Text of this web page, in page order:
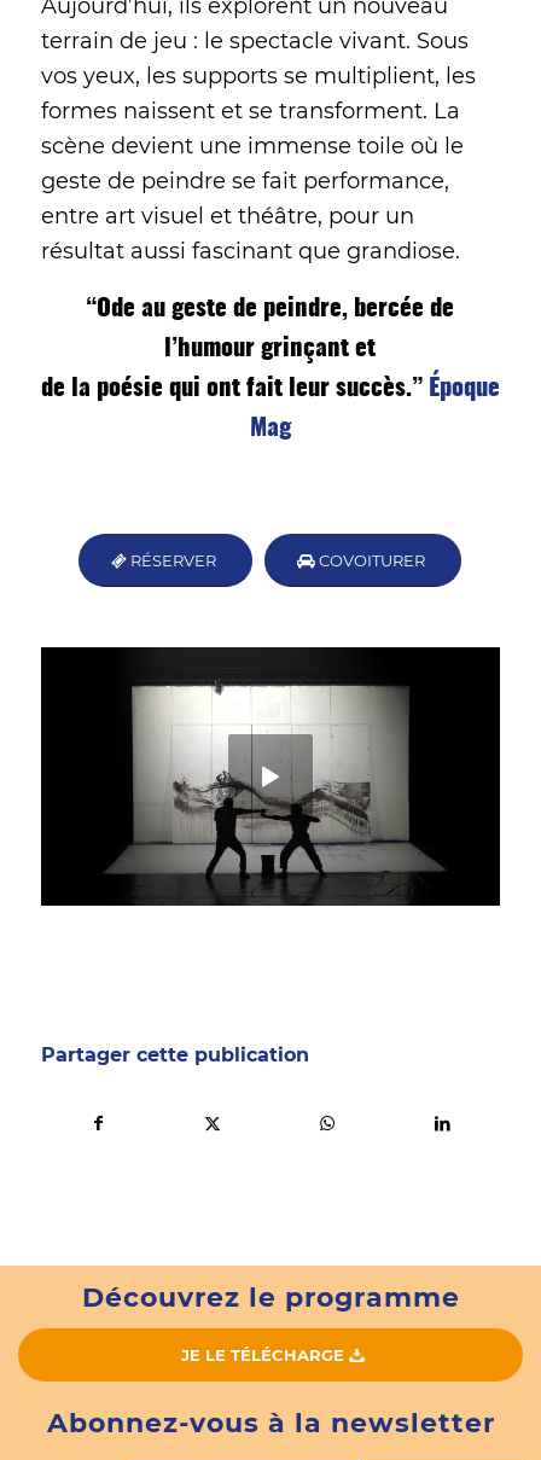
Aujourd’hui, ils explorent un nouveau
terrain de jeu : le spectacle vivant. Sous
vos yeux, les supports se multiplient, les
formes naissent et se transforment. La
scène devient une immense toile où le
geste de peindre se fait performance,
entre art visuel et théâtre, pour un
résultat aussi fascinant que grandiose.
“Ode au geste de peindre, bercée de
l’humour grinçant et
de la poésie qui ont fait leur succès.” Époque
Mag
RÉSERVER COVOITURER
Partager cette publication
Découvrez le programme
JE LE TÉLÉCHARGE
Abonnez-vous à la newsletter